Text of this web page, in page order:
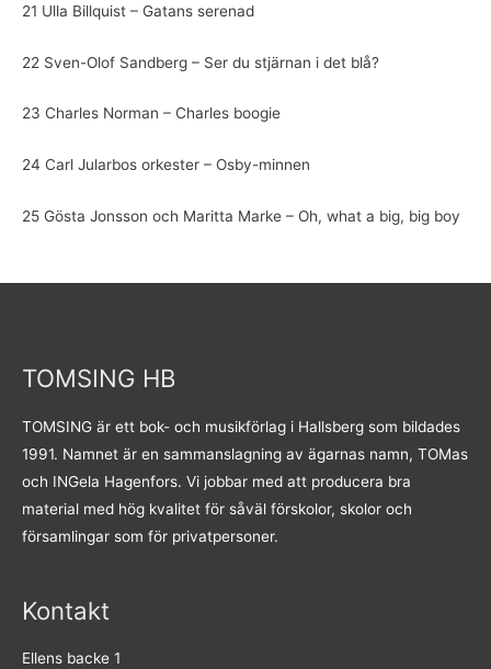
21 Ulla Billquist – Gatans serenad
22 Sven-Olof Sandberg – Ser du stjärnan i det blå?
23 Charles Norman – Charles boogie
24 Carl Jularbos orkester – Osby-minnen
25 Gösta Jonsson och Maritta Marke – Oh, what a big, big boy
TOMSING HB
TOMSING är ett bok- och musikförlag i Hallsberg som bildades
1991. Namnet är en sammanslagning av ägarnas namn, TOMas
och INGela Hagenfors. Vi jobbar med att producera bra
material med hög kvalitet för såväl förskolor, skolor och
församlingar som för privatpersoner.
Kontakt
Ellens backe 1